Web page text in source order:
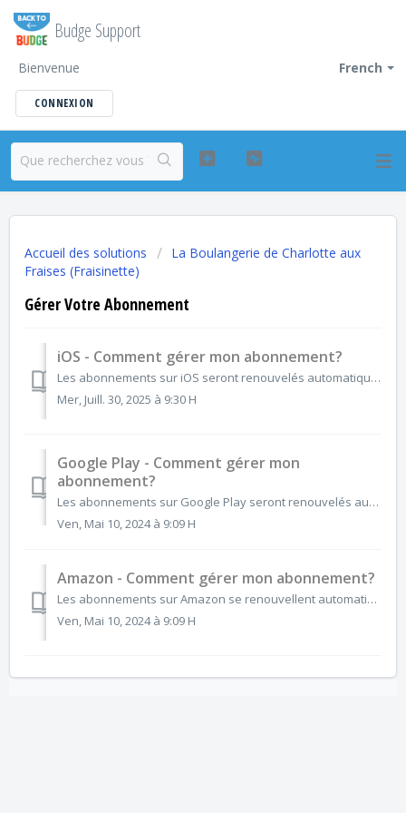
Budge Support
French
Bienvenue
CONNEXION
Accueil des solutions
La Boulangerie de Charlotte aux
Fraises (Fraisinette)
Gérer Votre Abonnement
iOS - Comment gérer mon abonnement?
Les abonnements sur iOS seront renouvelés automatiquement sauf si vous vous désabonnez. Si vous ne souhaitez plus souscrire à l'application , vous pouve...
Mer, Juill. 30, 2025 à 9:30 H
Google Play - Comment gérer mon
abonnement?
Les abonnements sur Google Play seront renouvelés automatiquement à moins que vous ne vous désabonniez. Si vous ne souhaitez plus souscrire à une applicatio...
Ven, Mai 10, 2024 à 9:09 H
Amazon - Comment gérer mon abonnement?
Les abonnements sur Amazon se renouvellent automatiquement sauf si vous vous désabonnez. Si vous ne souhaitez plus l'abonnement, vous pouvez l'...
Ven, Mai 10, 2024 à 9:09 H